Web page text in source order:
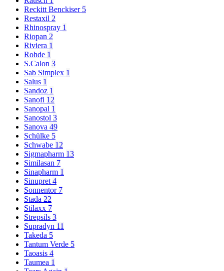
Reckitt Benckiser 5
Restaxil 2
Rhinospray 1
Riopan 2
Riviera 1
Rohde 1
S.Calon 3
Sab Simplex 1
Salus 1
Sandoz 1
Sanofi 12
Sanopal 1
Sanostol 3
Sanova 49
Schülke 5
Schwabe 12
Sigmapharm 13
Similasan 7
Sinapharm 1
Sinupret 4
Sonnentor 7
Stada 22
Stilaxx 7
Strepsils 3
Supradyn 11
Takeda 5
Tantum Verde 5
Taoasis 4
Taumea 1